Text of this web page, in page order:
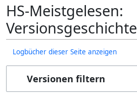
HS-Meistgelesen:
Versionsgeschichte
Logbücher dieser Seite anzeigen
Versionen filtern